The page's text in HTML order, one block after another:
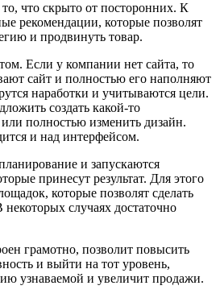
что скрыто от посторонних. К
рекомендации, которые позволят
и продвинуть товар.
Если у компании нет сайта, то
сайт и полностью его наполняют
наработки и учитываются цели.
создать какой-то
полностью изменить дизайн.
и над интерфейсом.
и запускаются
принесут результат. Для этого
которые позволят сделать
случаях достаточно
грамотно, позволит повысить
и выйти на тот уровень,
узнаваемой и увеличит продажи.